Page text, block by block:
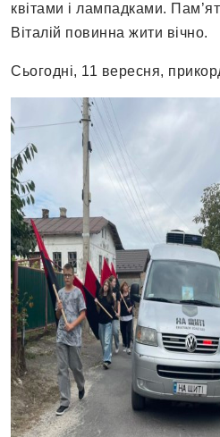
квітами і лампадками.
Віталій повинна жити вічно.
Сьогодні, 11 вересня,